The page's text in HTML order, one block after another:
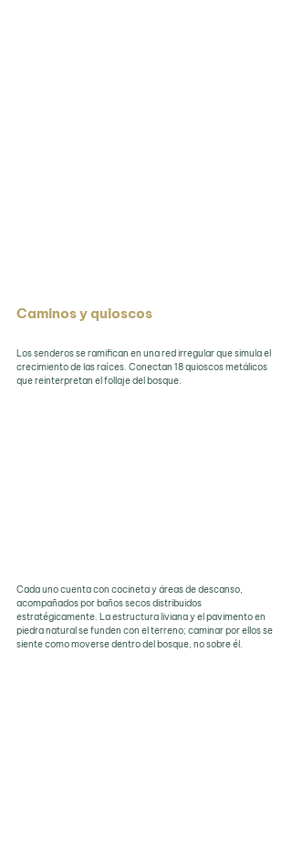
Caminos y quioscos
Los senderos se ramifican en una red irregular que simula el
crecimiento de las raíces. Conectan 18 quioscos metálicos
que reinterpretan el follaje del bosque.
Cada uno cuenta con cocineta y áreas de descanso,
acompañados por baños secos distribuidos
estratégicamente. La estructura liviana y el pavimento en
piedra natural se funden con el terreno; caminar por ellos se
siente como moverse dentro del bosque, no sobre él.